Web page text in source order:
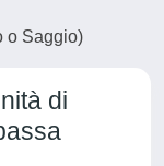
o Saggio)
di